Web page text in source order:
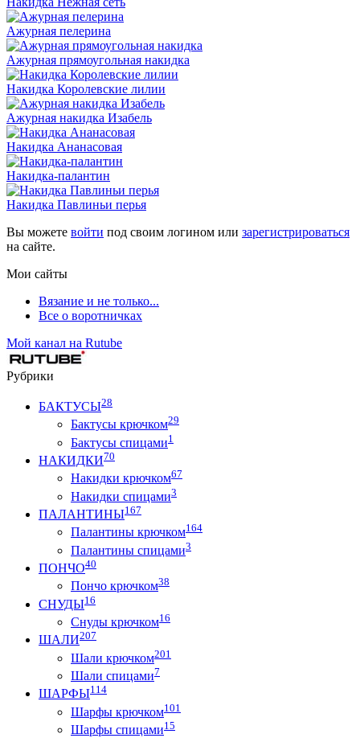
Ажурная пелерина
Ажурная прямоугольная накидка
Накидка Королевские лилии
Ажурная накидка Изабель
Накидка Ананасовая
Накидка-палантин
Накидка Павлиньи перья
Вы можете войти под своим логином или зарегистрироваться
на сайте.
Мои сайты
Вязание и не только...
Все о воротничках
Мой канал на Rutube
Рубрики
БАКТУСЫ28
Бактусы крючком29
Бактусы спицами1
НАКИДКИ70
Накидки крючком67
Накидки спицами3
ПАЛАНТИНЫ167
Палантины крючком164
Палантины спицами3
ПОНЧО40
Пончо крючком38
СНУДЫ16
Снуды крючком16
ШАЛИ207
Шали крючком201
Шали спицами7
ШАРФЫ114
Шарфы крючком101
Шарфы спицами15